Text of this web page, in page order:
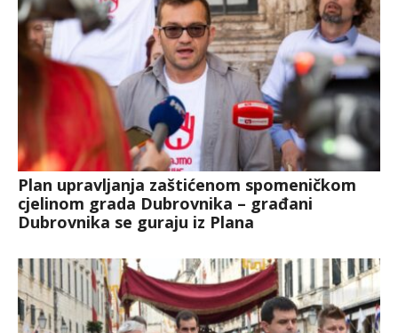
Plan upravljanja zaštićenom spomeničkom
cjelinom grada Dubrovnika – građani
Dubrovnika se guraju iz Plana